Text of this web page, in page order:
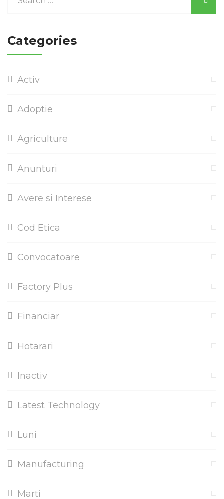
Categories
Activ
Adoptie
Agriculture
Anunturi
Avere si Interese
Cod Etica
Convocatoare
Factory Plus
Financiar
Hotarari
Inactiv
Latest Technology
Luni
Manufacturing
Marti